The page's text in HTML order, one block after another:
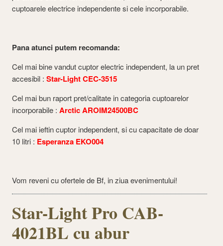
cuptoarele electrice independente si cele incorporabile.
Pana atunci putem recomanda:
Cel mai bine vandut cuptor electric independent, la un pret
accesibil : Star-Light CEC-3515
Cel mai bun raport pret/calitate in categoria cuptoarelor
incorporabile : Arctic AROIM24500BC
Cel mai ieftin cuptor independent, si cu capacitate de doar
10 litri : Esperanza EKO004
Vom reveni cu ofertele de Bf, in ziua evenimentului!
Star-Light Pro CAB-
4021BL cu abur